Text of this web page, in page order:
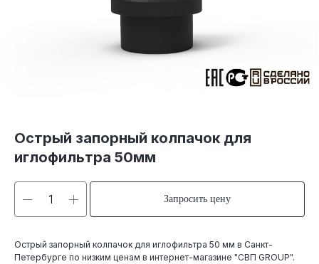
Острый запорный колпачок для
иглофильтра 50мм
Запросить цену
Острый запорный колпачок для иглофильтра 50 мм в Санкт-
Петербурге по низким ценам в интернет-магазине "СВП GROUP".